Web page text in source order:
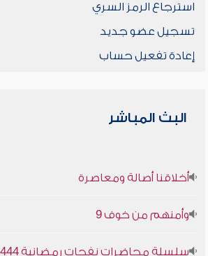
استرجاع الرمز السري
تسجيل عضو جديد
إعادة تفعيل حساب
البث المباشر
أخلاقنا أصالة ومعاصرة
وأمنهم من خوف 9
سلسلة محاضرات نفحات رمضانية 1444هـ